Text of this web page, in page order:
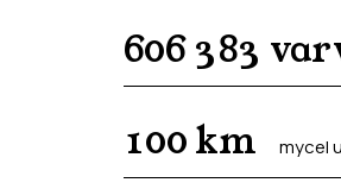
606 383
100km mycel